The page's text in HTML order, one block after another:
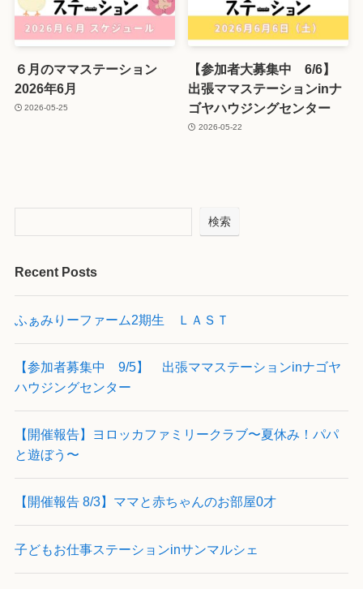
６月のママステーション
2026年6月
2026-05-25
【参加者大募集中 6/6】
出張ママステーションinナ
ゴヤハウジングセンター
2026-05-22
検索
Recent Posts
ふぁみりーファーム2期生 ＬＡＳＴ
【参加者募集中 9/5】 出張ママステーションinナゴヤ
ハウジングセンター
【開催報告】ヨロッカファミリークラブ〜夏休み！パパ
と遊ぼう〜
【開催報告 8/3】ママと赤ちゃんのお部屋0才
子どもお仕事ステーションinサンマルシェ